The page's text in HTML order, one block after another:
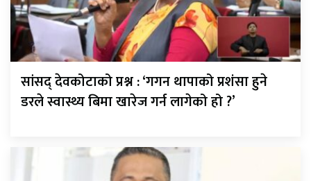
सांसद् देवकोटाको प्रश्न : ‘गगन थापाको प्रशंसा हुने
डरले स्वास्थ्य बिमा खारेज गर्न लागेको हो ?’